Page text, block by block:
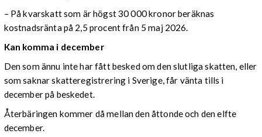
– På kvarskatt som är högst 30 000 kronor beräknas
kostnadsränta på 2,5 procent från 5 maj 2026.
Kan komma i december
Den som ännu inte har fått besked om den slutliga skatten, eller
som saknar skatteregistrering i Sverige, får vänta tills i
december på beskedet.
Återbäringen kommer då mellan den åttonde och den elfte
december.